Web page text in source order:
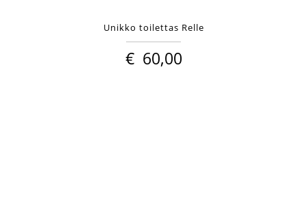
Unikko toilettas Relle
€ 60,00